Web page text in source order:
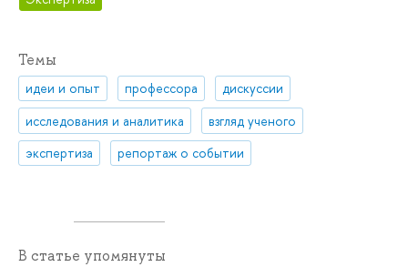
Темы
идеи и опыт профессора
дискуссии
исследования и аналитика
взгляд ученого
экспертиза
репортаж о событии
В статье упомянуты